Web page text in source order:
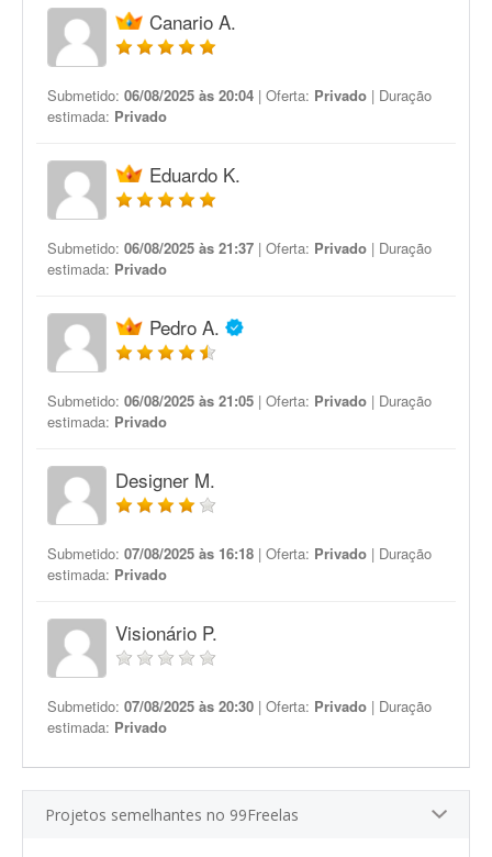
Canario A.
Submetido: 06/08/2025 às 20:04 | Oferta: Privado | Duração
estimada: Privado
Eduardo K.
Submetido: 06/08/2025 às 21:37 | Oferta: Privado | Duração
estimada: Privado
Pedro A.
Submetido: 06/08/2025 às 21:05 | Oferta: Privado | Duração
estimada: Privado
Designer M.
Submetido: 07/08/2025 às 16:18 | Oferta: Privado | Duração
estimada: Privado
Visionário P.
Submetido: 07/08/2025 às 20:30 | Oferta: Privado | Duração
estimada: Privado
Projetos semelhantes no 99Freelas